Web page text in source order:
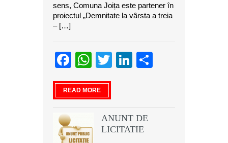
sens, Comuna Joița este partener în
proiectul „Demnitate la vârsta a treia
– […]
Facebook
WhatsApp
TwitterLinkedIn
READ MORE
ANUNT DE
LICITATIE